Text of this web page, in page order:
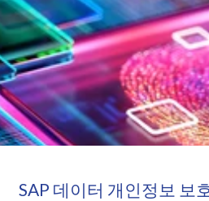
SAP 데이터 개인정보 보